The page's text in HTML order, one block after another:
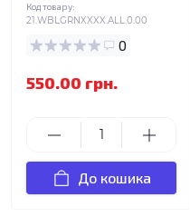
Код товару:
21.WBLGRNXXXX.ALL.0.00
0
550.00 грн.
До кошика